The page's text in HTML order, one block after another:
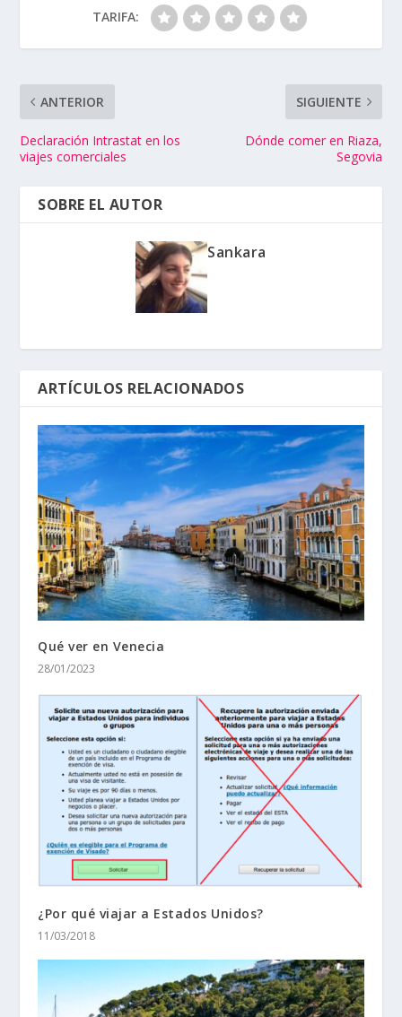
TARIFA:
ANTERIOR
Declaración Intrastat en los
viajes comerciales
SIGUIENTE
Dónde comer en Riaza,
Segovia
SOBRE EL AUTOR
Sankara
ARTÍCULOS RELACIONADOS
Qué ver en Venecia
28/01/2023
¿Por qué viajar a Estados Unidos?
11/03/2018